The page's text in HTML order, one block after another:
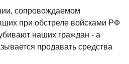
сопровождаемом
при обстреле войсками РФ
наших граждан - а
продавать средства